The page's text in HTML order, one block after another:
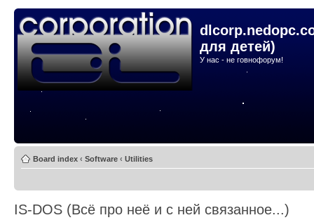
для детей)
У нас - не говнофорум!
Board index ‹ Software ‹ Utilities
IS-DOS (Всё про неё и с ней связанное...)